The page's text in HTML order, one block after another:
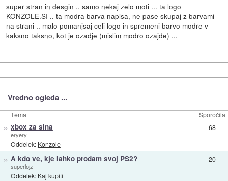
super stran in desgin .. samo nekaj zelo moti ... ta logo
KONZOLE.SI .. ta modra barva napisa, ne pase skupaj z barvami
na strani .. malo pomanjsaj celi logo in spremeni barvo modre v
kaksno taksno, kot je ozadje (mislim modro ozajde) ...
Vredno ogleda ...
Tema Sporočila
» xbox za sina
eryery
Oddelek: Konzole
68
» A kdo ve, kje lahko prodam svoj PS2?
superlojz
Oddelek: Kaj kupiti
20